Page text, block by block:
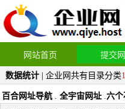
网站首页 提交
数据统计 | 企业网共有目录分类
百合网址导航 . 全宇宙网址 .六个